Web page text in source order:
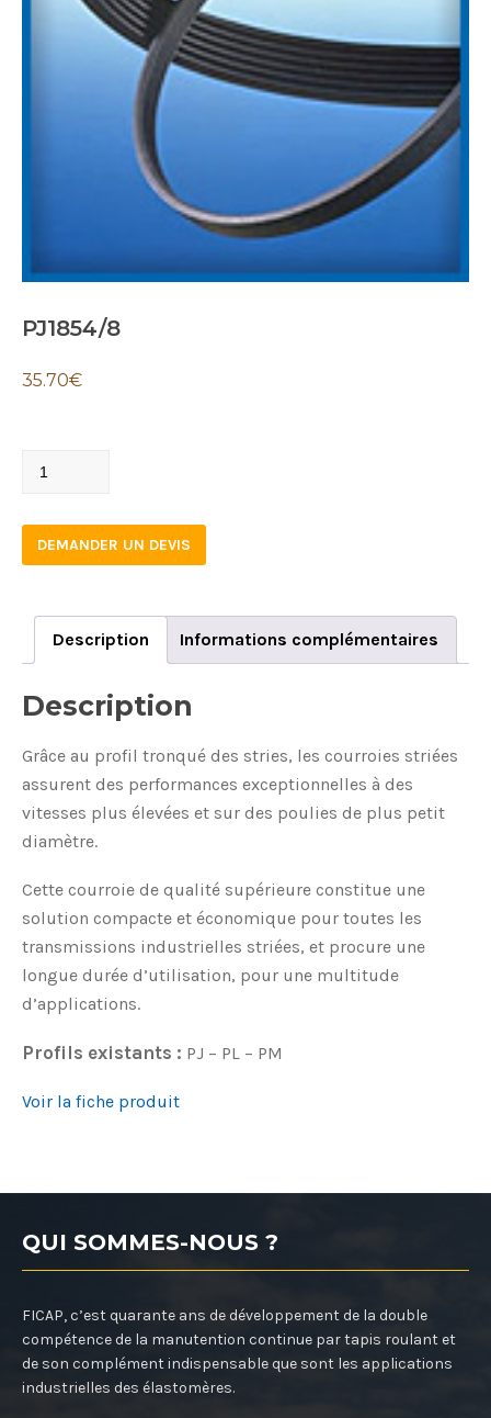
PJ1854/8
35.70€
PJ1854/8
DEMANDER UN DEVIS
Description Informations complémentaires
Description
Grâce au profil tronqué des stries, les courroies striées
assurent des performances exceptionnelles à des
vitesses plus élevées et sur des poulies de plus petit
diamètre.
Cette courroie de qualité supérieure constitue une
solution compacte et économique pour toutes les
transmissions industrielles striées, et procure une
longue durée d’utilisation, pour une multitude
d’applications.
Profils existants : PJ – PL – PM
Voir la fiche produit
QUI SOMMES-NOUS ?
FICAP, c’est quarante ans de développement de la double
compétence de la manutention continue par tapis roulant et
de son complément indispensable que sont les applications
industrielles des élastomères.